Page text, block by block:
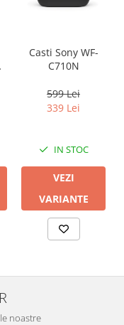
Casti Sony WF-
C710N
599 Lei
339 Lei
IN STOC
VEZI
VARIANTE
noastre